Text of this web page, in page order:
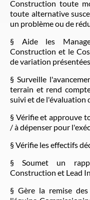
Construction toute
toute alternative
un problème ou de
§ Aide les
Construction et le
de variation
§ Surveille
terrain et rend
suivi et de l'évaluation
§ Vérifie et approuve
/ à dépenser pour
§ Vérifie les effectifs
§ Soumet un
Construction et Lead
§ Gère la remise